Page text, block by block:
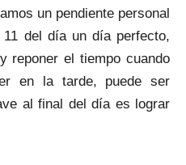
un pendiente personal
del día un día perfecto,
reponer el tiempo cuando
en la tarde, puede ser
al final del día es lograr